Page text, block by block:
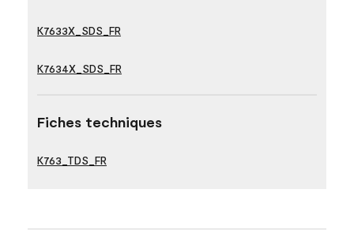
K7633X_SDS_FR
K7634X_SDS_FR
Fiches techniques
K763_TDS_FR